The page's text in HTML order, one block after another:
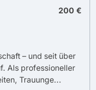
200 €
– und seit über
Als professioneller
Trauunge...